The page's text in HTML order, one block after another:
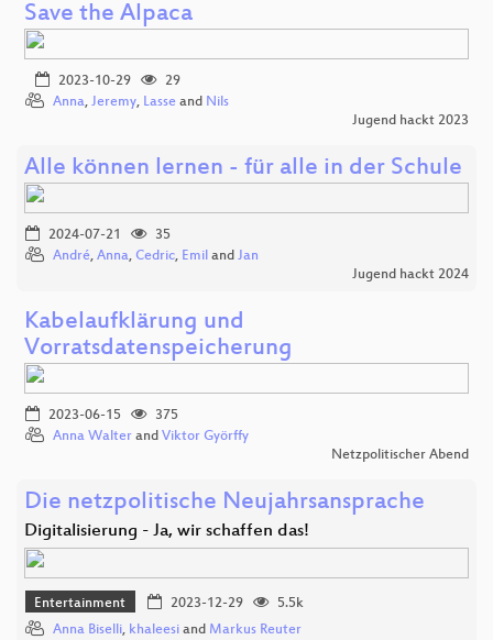
Save the Alpaca
2023-10-29
29
Anna, Jeremy, Lasse and Nils
Jugend hackt 2023
Alle können lernen - für alle in der Schule
2024-07-21
35
André, Anna, Cedric, Emil and Jan
Jugend hackt 2024
Kabelaufklärung und
Vorratsdatenspeicherung
2023-06-15
375
Anna Walter and Viktor Györffy
Netzpolitischer Abend
Die netzpolitische Neujahrsansprache
Digitalisierung - Ja, wir schaffen das!
Entertainment 2023-12-29
5.5k
Anna Biselli, khaleesi and Markus Reuter